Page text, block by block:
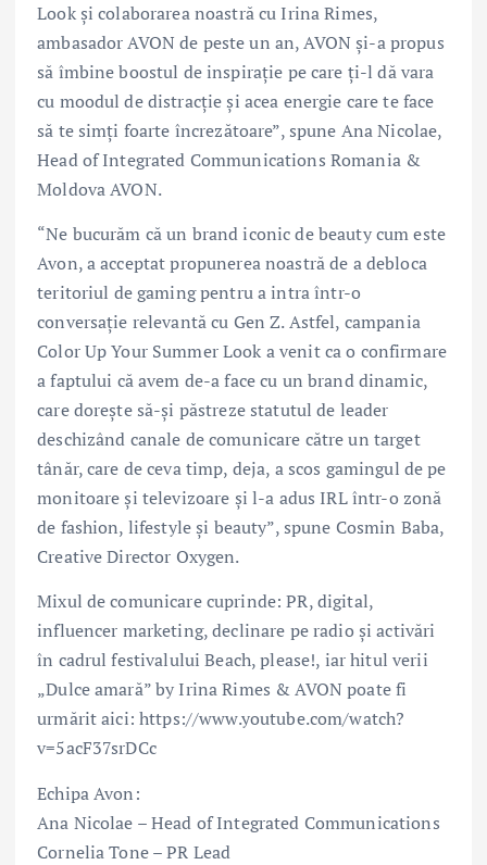
Look și colaborarea noastră cu Irina Rimes,
ambasador AVON de peste un an, AVON și-a propus
să îmbine boostul de inspirație pe care ți-l dă vara
cu moodul de distracție și acea energie care te face
să te simți foarte încrezătoare”, spune Ana Nicolae,
Head of Integrated Communications Romania &
Moldova AVON.
“Ne bucurăm că un brand iconic de beauty cum este
Avon, a acceptat propunerea noastră de a debloca
teritoriul de gaming pentru a intra într-o
conversație relevantă cu Gen Z. Astfel, campania
Color Up Your Summer Look a venit ca o confirmare
a faptului că avem de-a face cu un brand dinamic,
care dorește să-și păstreze statutul de leader
deschizând canale de comunicare către un target
tânăr, care de ceva timp, deja, a scos gamingul de pe
monitoare și televizoare și l-a adus IRL într-o zonă
de fashion, lifestyle și beauty”, spune Cosmin Baba,
Creative Director Oxygen.
Mixul de comunicare cuprinde: PR, digital,
influencer marketing, declinare pe radio și activări
în cadrul festivalului Beach, please!, iar hitul verii
„Dulce amară” by Irina Rimes & AVON poate fi
urmărit aici: https://www.youtube.com/watch?
v=5acF37srDCc
Echipa Avon:
Ana Nicolae – Head of Integrated Communications
Cornelia Tone – PR Lead